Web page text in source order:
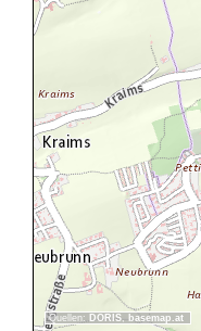
Quellen: DORIS, basemap.at